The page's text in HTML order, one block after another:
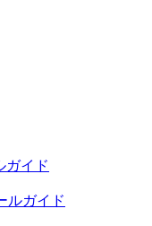
ガイド
ルガイド